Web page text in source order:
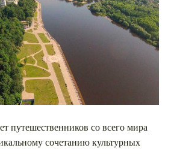
путешественников со всего мира
сочетанию культурных